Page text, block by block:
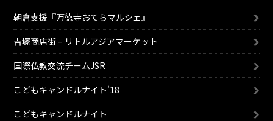
朝倉支援『万徳寺おてらマルシェ』
吉塚商店街 – リトルアジアマーケット
国際仏教交流チームJSR
こどもキャンドルナイト'18
こどもキャンドルナイト